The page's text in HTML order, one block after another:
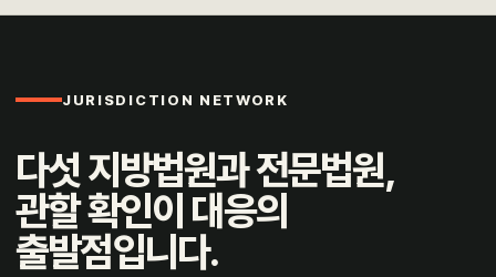
JURISDICTION NETWORK
다섯 지방법원과 전문법원,
관할 확인이 대응의
출발점입니다.